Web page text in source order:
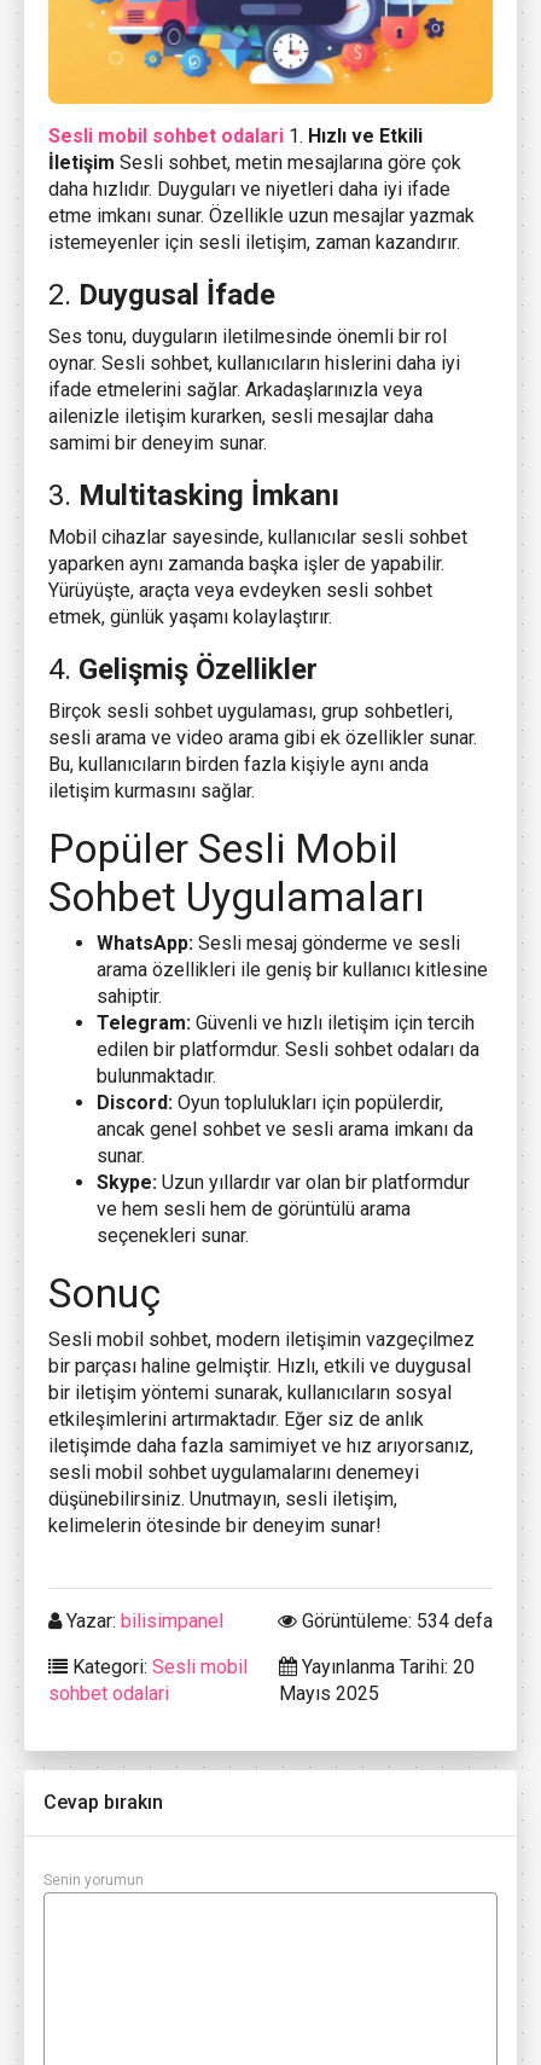
Sesli mobil sohbet odalari 1. Hızlı ve Etkili
İletişim Sesli sohbet, metin mesajlarına göre çok
daha hızlıdır. Duyguları ve niyetleri daha iyi ifade
etme imkanı sunar. Özellikle uzun mesajlar yazmak
istemeyenler için sesli iletişim, zaman kazandırır.
2. Duygusal İfade
Ses tonu, duyguların iletilmesinde önemli bir rol
oynar. Sesli sohbet, kullanıcıların hislerini daha iyi
ifade etmelerini sağlar. Arkadaşlarınızla veya
ailenizle iletişim kurarken, sesli mesajlar daha
samimi bir deneyim sunar.
3. Multitasking İmkanı
Mobil cihazlar sayesinde, kullanıcılar sesli sohbet
yaparken aynı zamanda başka işler de yapabilir.
Yürüyüşte, araçta veya evdeyken sesli sohbet
etmek, günlük yaşamı kolaylaştırır.
4. Gelişmiş Özellikler
Birçok sesli sohbet uygulaması, grup sohbetleri,
sesli arama ve video arama gibi ek özellikler sunar.
Bu, kullanıcıların birden fazla kişiyle aynı anda
iletişim kurmasını sağlar.
Popüler Sesli Mobil
Sohbet Uygulamaları
WhatsApp: Sesli mesaj gönderme ve sesli
arama özellikleri ile geniş bir kullanıcı kitlesine
sahiptir.
Telegram: Güvenli ve hızlı iletişim için tercih
edilen bir platformdur. Sesli sohbet odaları da
bulunmaktadır.
Discord: Oyun toplulukları için popülerdir,
ancak genel sohbet ve sesli arama imkanı da
sunar.
Skype: Uzun yıllardır var olan bir platformdur
ve hem sesli hem de görüntülü arama
seçenekleri sunar.
Sonuç
Sesli mobil sohbet, modern iletişimin vazgeçilmez
bir parçası haline gelmiştir. Hızlı, etkili ve duygusal
bir iletişim yöntemi sunarak, kullanıcıların sosyal
etkileşimlerini artırmaktadır. Eğer siz de anlık
iletişimde daha fazla samimiyet ve hız arıyorsanız,
sesli mobil sohbet uygulamalarını denemeyi
düşünebilirsiniz. Unutmayın, sesli iletişim,
kelimelerin ötesinde bir deneyim sunar!
Yazar: bilisimpanel
Görüntüleme: 534 defa
Kategori: Sesli mobil
sohbet odalari
Yayınlanma Tarihi: 20
Mayıs 2025
Cevap bırakın
Senin yorumun